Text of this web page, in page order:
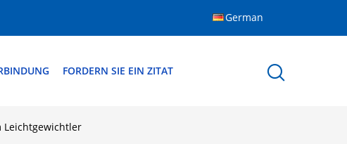
German
FORDERN SIE EIN ZITAT
Leichtgewichtler